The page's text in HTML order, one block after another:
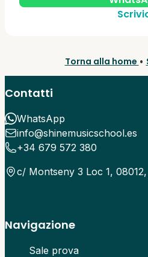
Torna alla home •
Contatti
WhatsApp
info@shinemusicschool.es
+34 679 572 380
c/ Montseny 3 Loc 1,
Navigazione
Sale prova